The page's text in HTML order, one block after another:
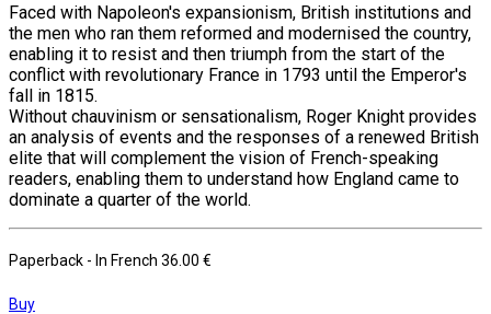
Faced with Napoleon's expansionism, British institutions and
the men who ran them reformed and modernised the country,
enabling it to resist and then triumph from the start of the
conflict with revolutionary France in 1793 until the Emperor's
fall in 1815.
Without chauvinism or sensationalism, Roger Knight provides
an analysis of events and the responses of a renewed British
elite that will complement the vision of French-speaking
readers, enabling them to understand how England came to
dominate a quarter of the world.
Paperback - In French 36.00 €
Buy